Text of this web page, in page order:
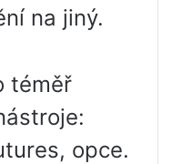
na jiný.
téměř
opce.